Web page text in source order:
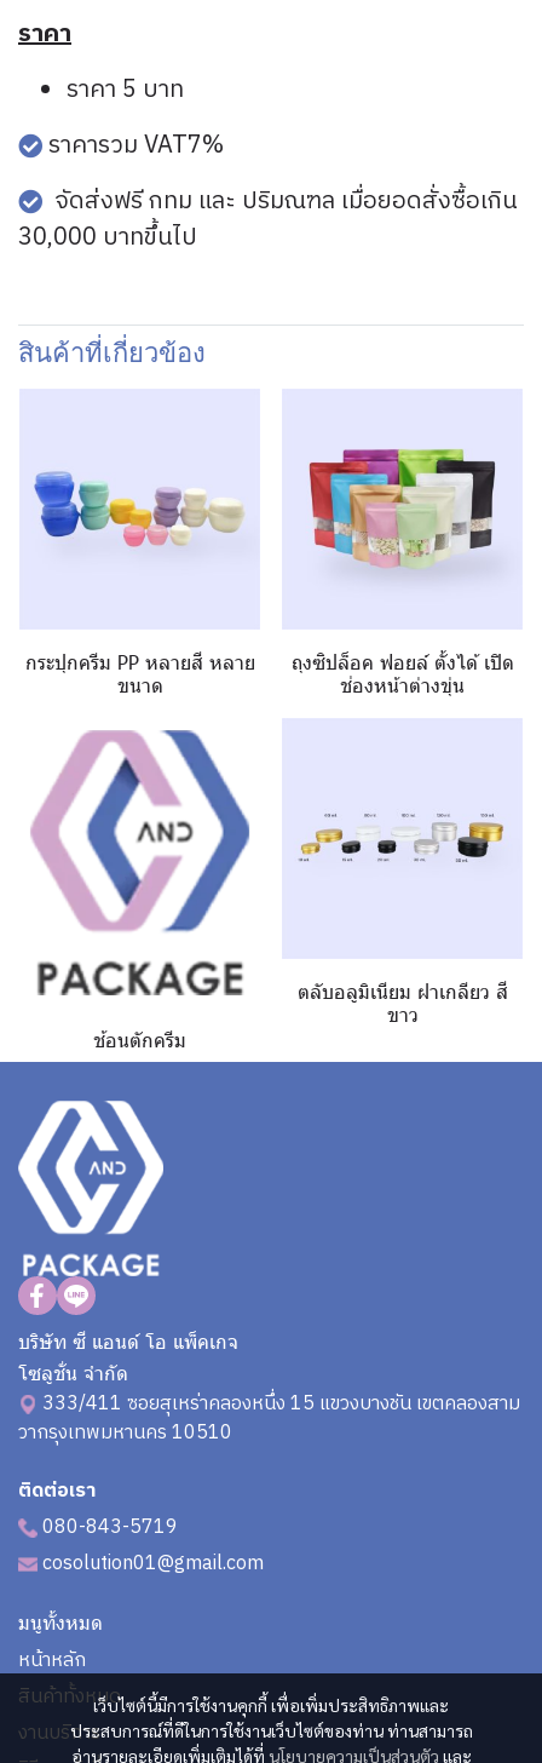
ราคา
ราคา 5 บาท
ราคารวม VAT7%
จัดส่งฟรี กทม และ ปริมณฑล เมื่อยอดสั่งซื้อเกิน
30,000 บาทขึ้นไป
สินค้าที่เกี่ยวข้อง
กระปุกครีม PP หลายสี หลาย
ขนาด
ถุงซิปล็อค ฟอยล์ ตั้งได้ เปิด
ช่องหน้าต่างขุ่น
ช้อนตักครีม
ตลับอลูมิเนียม ฝาเกลียว สี
ขาว
เว็บไซต์นี้มีการใช้งานคุกกี้ เพื่อเพิ่มประสิทธิภาพและ
ประสบการณ์ที่ดีในการใช้งานเว็บไซต์ของท่าน ท่านสามารถ
อ่านรายละเอียดเพิ่มเติมได้ที่ นโยบายความเป็นส่วนตัว และ
บริษัท ซี แอนด์ โอ แพ็คเกจ
โซลูชั่น จำกัด
333/411 ซอยสุเหร่าคลองหนึ่ง 15 แขวงบางชัน เขตคลองสาม
วากรุงเทพมหานคร 10510
ติดต่อเรา
080-843-5719
cosolution01@gmail.com
มนูทั้งหมด
หน้าหลัก
สินค้าทั้งหมด
งานบริการ